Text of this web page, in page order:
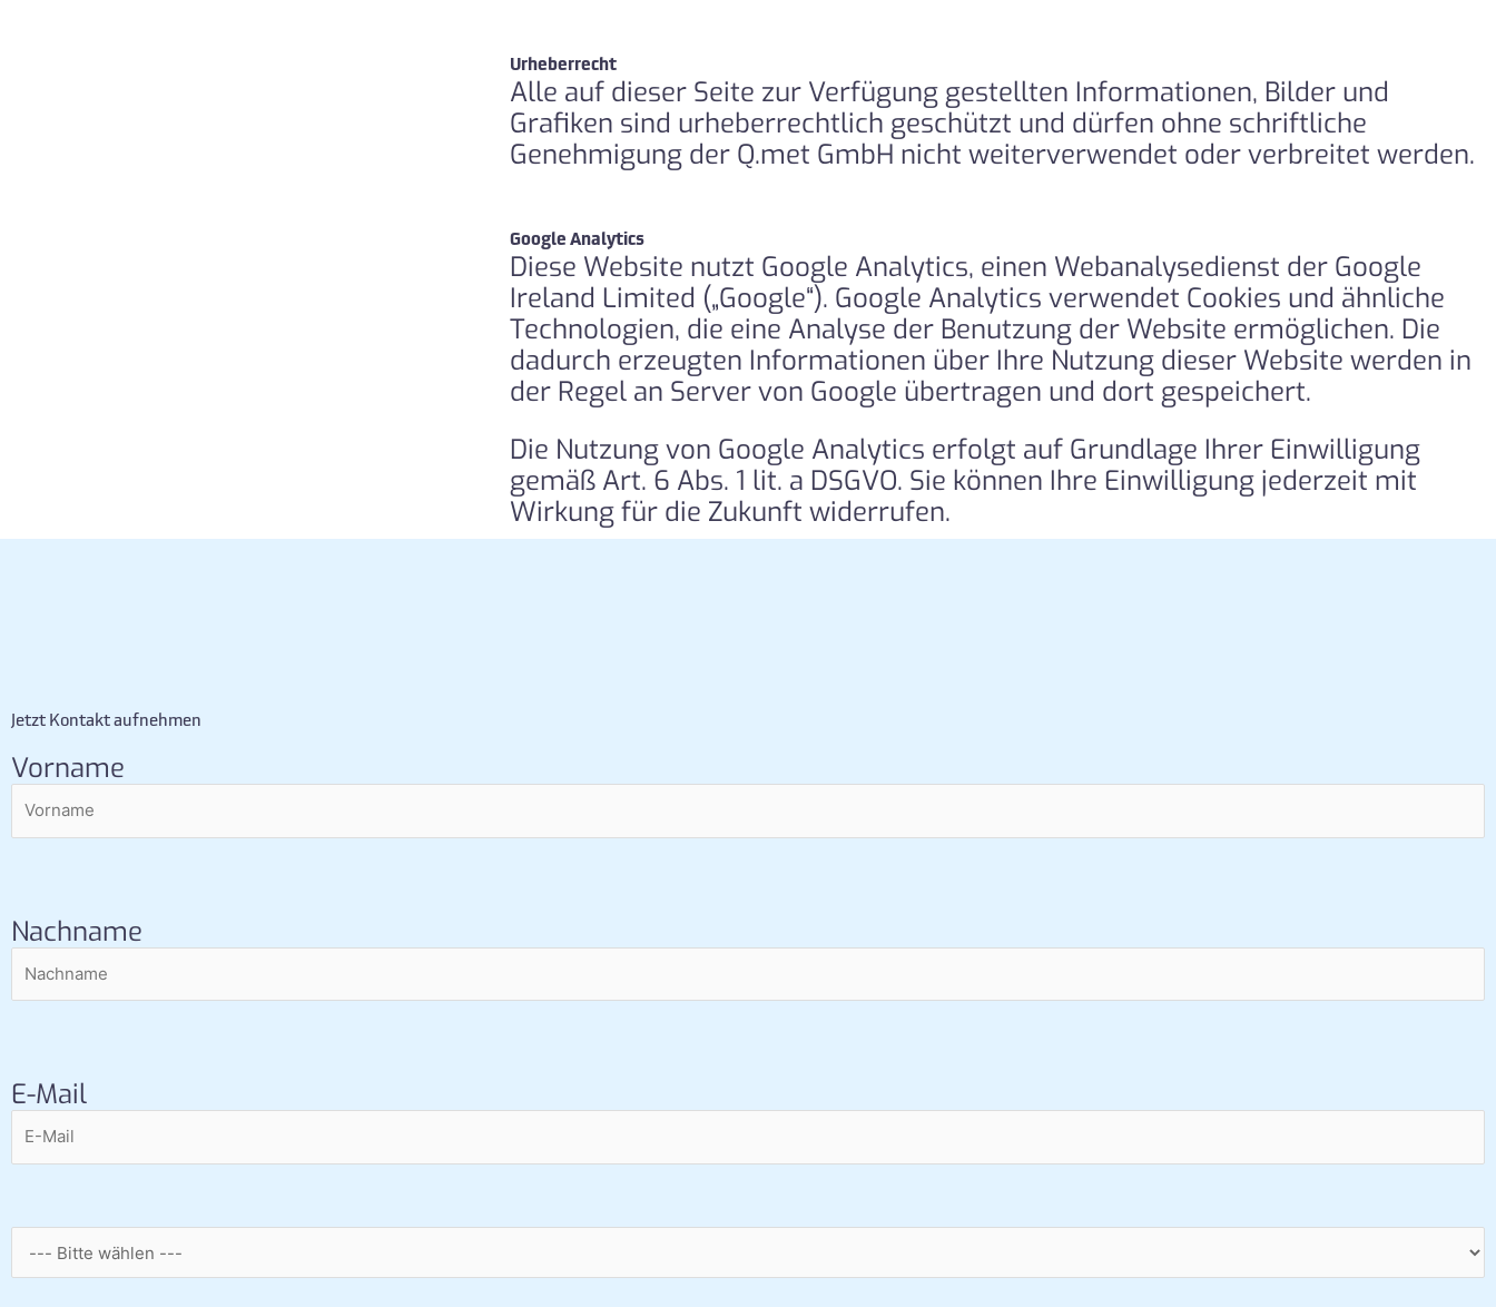
Urheberrecht
Alle auf dieser Seite zur Verfügung gestellten Informationen, Bilder und
Grafiken sind urheberrechtlich geschützt und dürfen ohne schriftliche
Genehmigung der Q.met GmbH nicht weiterverwendet oder verbreitet werden.
Google Analytics
Diese Website nutzt Google Analytics, einen Webanalysedienst der Google
Ireland Limited („Google“). Google Analytics verwendet Cookies und ähnliche
Technologien, die eine Analyse der Benutzung der Website ermöglichen. Die
dadurch erzeugten Informationen über Ihre Nutzung dieser Website werden in
der Regel an Server von Google übertragen und dort gespeichert.
Die Nutzung von Google Analytics erfolgt auf Grundlage Ihrer Einwilligung
gemäß Art. 6 Abs. 1 lit. a DSGVO. Sie können Ihre Einwilligung jederzeit mit
Wirkung für die Zukunft widerrufen.
Jetzt Kontakt aufnehmen
Vorname
Nachname
E-Mail